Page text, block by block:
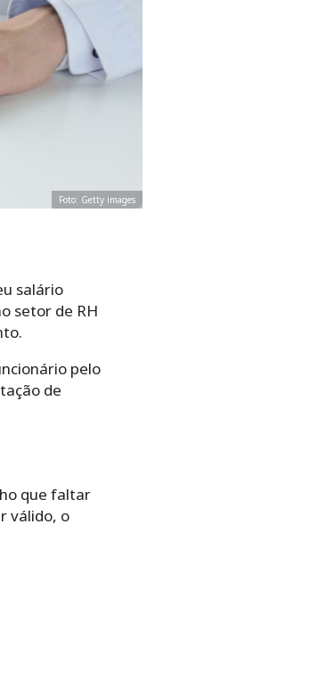
Foto: Getty images
salário
setor de RH
pelo
de
que faltar
válido, o